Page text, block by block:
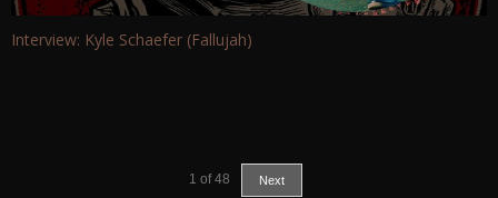
Interview: Kyle Schaefer (Fallujah)
1 of 48 Next